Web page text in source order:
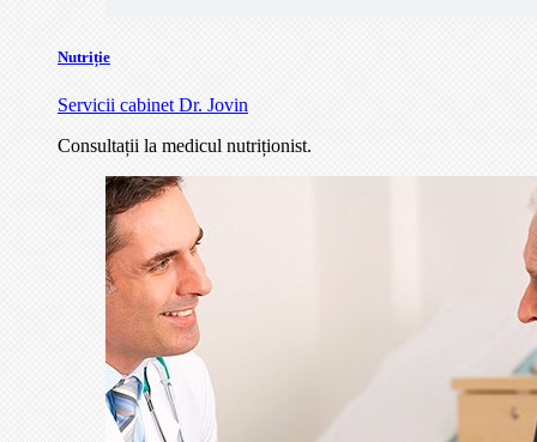
Nutriție
Servicii cabinet Dr. Jovin
Consultații la medicul nutriționist.